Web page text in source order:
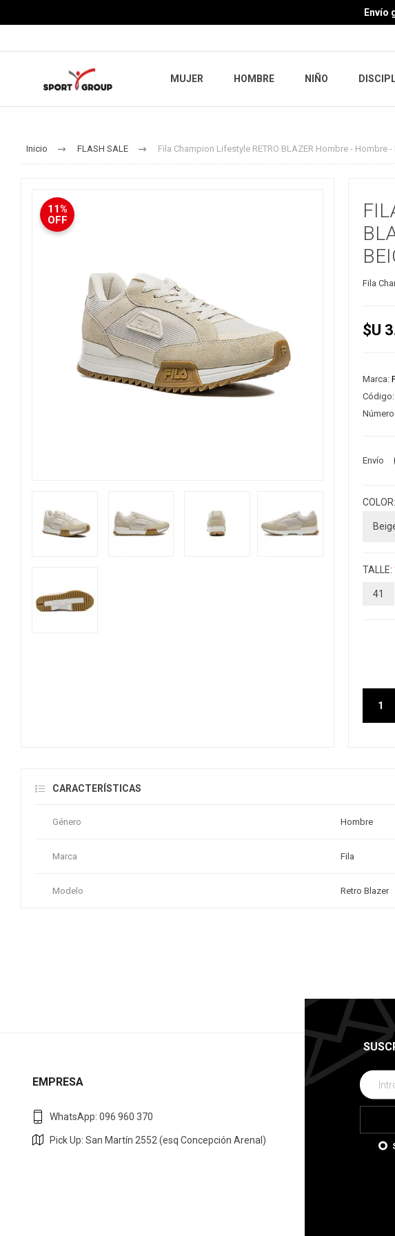
Envío
MUJER HOMBRE NIÑO
Inicio FLASH SALE Fila Champion Lifestyle RETRO BLAZER Hombre - Hombre
11%
OFF
Fila
$U
Marca:
Código:
Envío
COLOR:
TALLE:
41
CARACTERÍSTICAS
Género Hombre
Marca Fila
Modelo Retro Blazer
EMPRESA
WhatsApp: 096 960 370
Pick Up: San Martín 2552 (esq Concepción Arenal)